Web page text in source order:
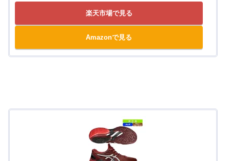
楽天市場で見る
Amazonで見る